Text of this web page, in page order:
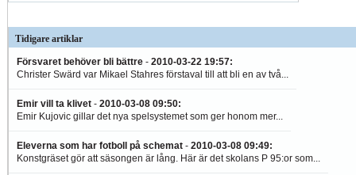
Tidigare artiklar
Försvaret behöver bli bättre - 2010-03-22 19:57:
Christer Swärd var Mikael Stahres förstaval till att bli en av två...
Emir vill ta klivet - 2010-03-08 09:50:
Emir Kujovic gillar det nya spelsystemet som ger honom mer...
Eleverna som har fotboll på schemat - 2010-03-08 09:49:
Konstgräset gör att säsongen är lång. Här är det skolans P 95:or som...